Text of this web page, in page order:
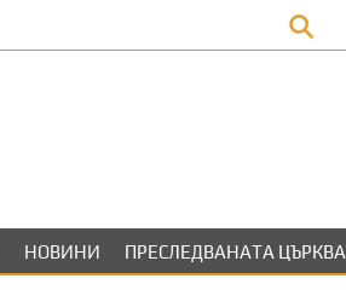
НОВИНИ ПРЕСЛЕДВАНАТА ЦЪРКВА